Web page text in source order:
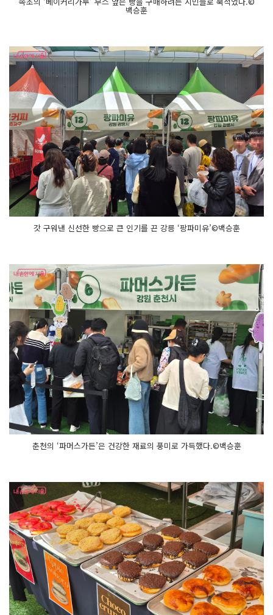
백승훈
갓 구워낸 신선한 빵으로 큰 인기를 끈 강릉 ‘팡파미유’©백승훈
춘천의 ‘파머스가든’은 건강한 재료의 풍미로 가득했다.©백승훈